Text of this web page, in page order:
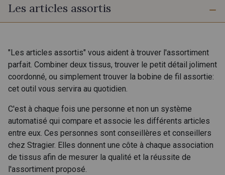
28 - Ardoise/Tige
23 - Rose Zéphyr/Orchidée
Les articles assortis
"Les articles assortis" vous aident à trouver l'assortiment
parfait. Combiner deux tissus, trouver le petit détail joliment
coordonné, ou simplement trouver la bobine de fil assortie:
cet outil vous servira au quotidien.
C'est à chaque fois une personne et non un système
automatisé qui compare et associe les différents articles
entre eux. Ces personnes sont conseillères et conseillers
chez Stragier. Elles donnent une côte à chaque association
de tissus afin de mesurer la qualité et la réussite de
l'assortiment proposé.